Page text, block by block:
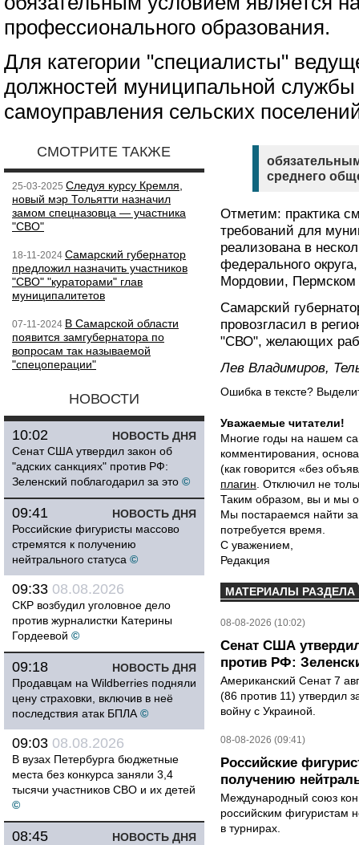
профессионального образования.
Для категории "специалисты"
должностей муниципальной службы
самоуправления сельских
СМОТРИТЕ ТАКЖЕ
25-03-2025 Следуя курсу Кремля,
новый мэр Тольятти назначил
замом спецназовца — участника
"СВО"
18-11-2024 Самарский губернатор
предложил назначить участников
"СВО" "кураторами" глав
муниципалитетов
07-11-2024 В Самарской области
появится замгубернатора по
вопросам так называемой
"спецоперации"
НОВОСТИ
НОВОСТЬ ДНЯ
10:02
Сенат США утвердил закон об
"адских санкциях" против РФ:
Зеленский поблагодарил за это ©
НОВОСТЬ ДНЯ
09:41
Российские фигуристы массово
стремятся к получению
нейтрального статуса ©
09:33 08.08.2026
СКР возбудил уголовное дело
против журналистки Катерины
Гордеевой ©
НОВОСТЬ ДНЯ
09:18
Продавцам на Wildberries подняли
цену страховки, включив в неё
последствия атак БПЛА ©
09:03 08.08.2026
В вузах Петербурга бюджетные
места без конкурса заняли 3,4
тысячи участников СВО и их детей
©
НОВОСТЬ ДНЯ
08:45
среднего
Отметим: практика
требований для
реализована в
федерального
Мордовии, Пермском
Самарский
провозгласил в
"СВО", желающих
Лев Владимиров,
Ошибка в тексте?
Уважаемые читатели!
Многие годы на нашем
комментирования,
(как говорится «без
плагин . Отключил не
Таким образом, вы и мы
Мы постараемся найти
потребуется время.
С уважением,
Редакция
МАТЕРИАЛЫ РАЗДЕЛА
08-08-2026 (10:02)
Сенат США
против РФ:
Американский Сенат 7
(86 против 11) утвердил
войну с Украиной.
08-08-2026 (09:41)
Российские
получению
Международный союз
российским фигуристам
в турнирах.